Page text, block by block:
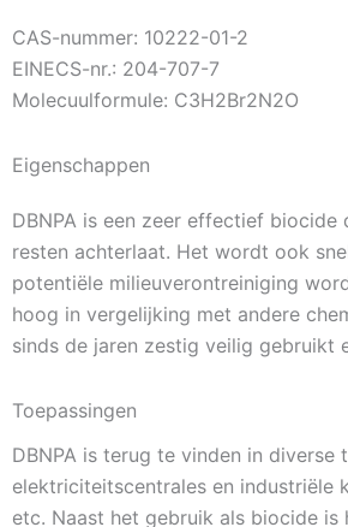
CAS-nummer: 10222-01-2
EINECS-nr.: 204-707-7
Molecuulformule: C3H2Br2N2O
Eigenschappen
DBNPA is een zeer effectief
resten achterlaat. Het wordt ook
potentiële milieuverontreiniging
hoog in vergelijking met andere
sinds de jaren zestig veilig gebruikt
Toepassingen
DBNPA is terug te vinden in
elektriciteitscentrales en industriële
etc. Naast het gebruik als biocide is